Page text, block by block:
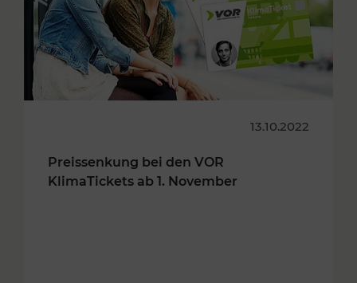
13.10.2022
Preissenkung bei den VOR
KlimaTickets ab 1. November